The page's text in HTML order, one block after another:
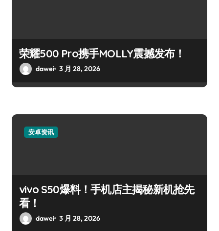
荣耀500 Pro携手MOLLY震撼发布！
dawei 3 月 28, 2026
安卓资讯
vivo S50爆料！手机店主揭秘新机抢先
看！
dawei 3 月 28, 2026